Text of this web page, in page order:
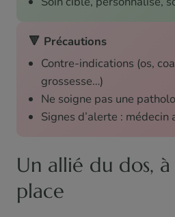
🔻 Précautions
Contre-indications (os,
grossesse…)
Ne soigne pas une
Signes d’alerte :
Un allié du dos, à
place